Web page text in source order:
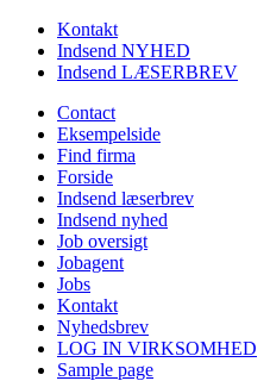
Kontakt
Indsend NYHED
Indsend LÆSERBREV
Contact
Eksempelside
Find firma
Forside
Indsend læserbrev
Indsend nyhed
Job oversigt
Jobagent
Jobs
Kontakt
Nyhedsbrev
LOG IN VIRKSOMHED
Sample page